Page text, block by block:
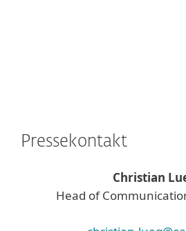
Pressekontakt
Christian
Head of